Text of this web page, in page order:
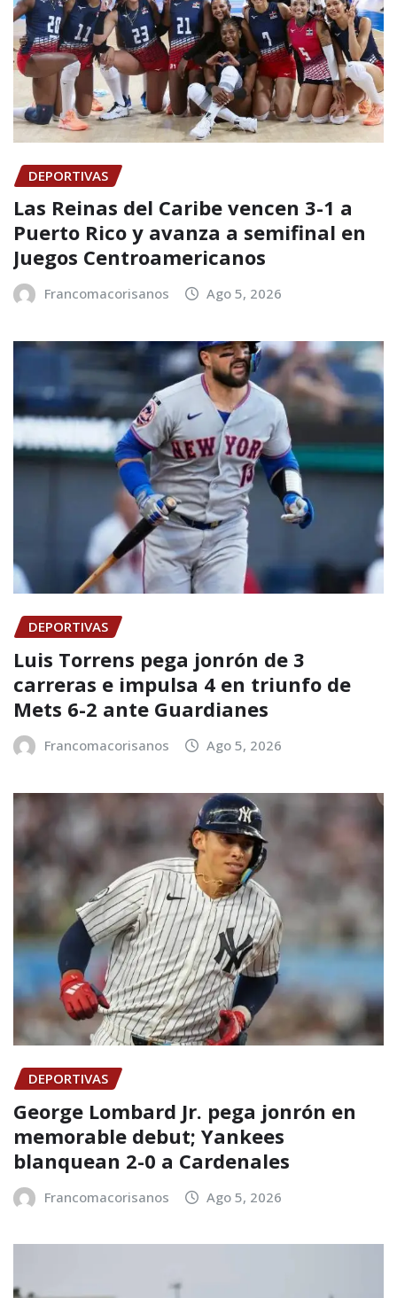
DEPORTIVAS
Las Reinas del Caribe vencen 3-1 a
Puerto Rico y avanza a semifinal en
Juegos Centroamericanos
Francomacorisanos Ago 5, 2026
DEPORTIVAS
Luis Torrens pega jonrón de 3
carreras e impulsa 4 en triunfo de
Mets 6-2 ante Guardianes
Francomacorisanos Ago 5, 2026
DEPORTIVAS
George Lombard Jr. pega jonrón en
memorable debut; Yankees
blanquean 2-0 a Cardenales
Francomacorisanos Ago 5, 2026